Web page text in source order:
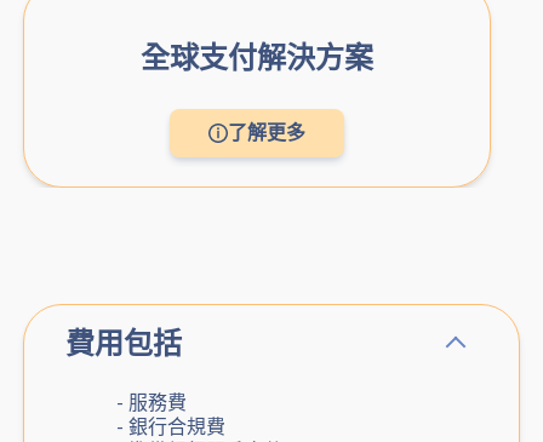
全球支付解決方案
了解更多
費用包括
- 服務費
- 銀行合規費